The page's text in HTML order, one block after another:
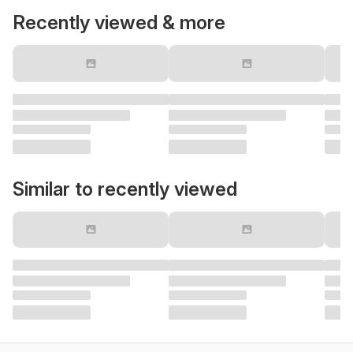
Recently viewed & more
Similar to recently viewed